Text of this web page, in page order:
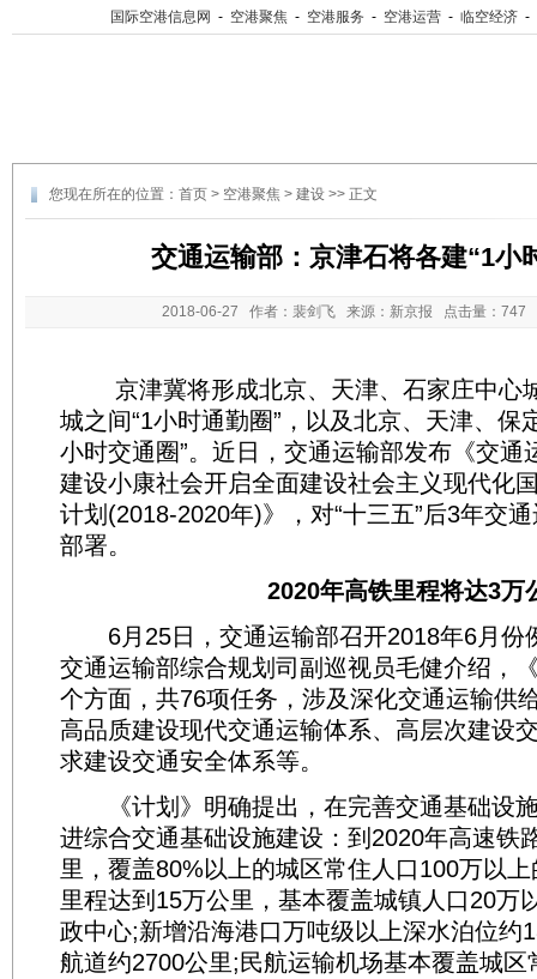
国际空港信息网 - 空港聚焦 - 空港服务 - 空港运营 - 临空经济 -
您现在所在的位置： 首页 > 空港聚焦 > 建设 >> 正文
交通运输部：京津石将各建“1小
2018-06-27 作者：裴剑飞 来源：新京报 点击量：
京津冀将形成北京、天津、石家庄中心
城之间“1小时通勤圈”，以及北京、天津、保
小时交通圈”。近日，交通运输部发布《交通
建设小康社会开启全面建设社会主义现代化
计划(2018-2020年)》，对“十三五”后3年交
部署。
2020年高铁里程将达3万
6月25日，交通运输部召开2018年6月份
交通运输部综合规划司副巡视员毛健介绍，
个方面，共76项任务，涉及深化交通运输供
高品质建设现代交通运输体系、高层次建设
求建设交通安全体系等。
《计划》明确提出，在完善交通基础设
进综合交通基础设施建设：到2020年高速铁
里，覆盖80%以上的城区常住人口100万以
里程达到15万公里，基本覆盖城镇人口20万
政中心;新增沿海港口万吨级以上深水泊位约
航道约2700公里;民航运输机场基本覆盖城区